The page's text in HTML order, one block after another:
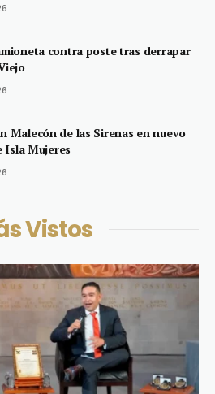
contra poste tras derrapar
Malecón de las Sirenas en nuevo
Isla Mujeres
Vistos